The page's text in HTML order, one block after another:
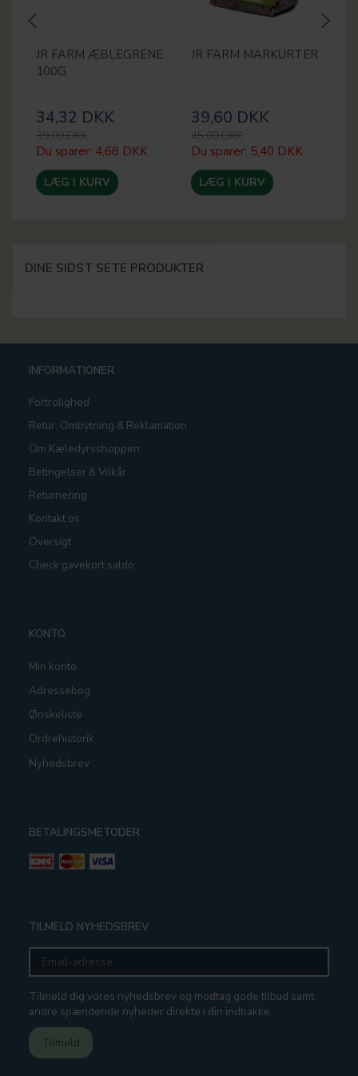
JR FARM ÆBLEGRENE
100G
34,32 DKK
39,00 DKK
Du sparer: 4,68 DKK
LÆG I KURV
JR FARM MARKURTER
39,60 DKK
45,00 DKK
Du sparer: 5,40 DKK
LÆG I KURV
DINE SIDST SETE PRODUKTER
INFORMATIONER
Fortrolighed
Retur, Ombytning & Reklamation
Om Kæledyrsshoppen
Betingelser & Vilkår
Returnering
Kontakt os
Oversigt
Check gavekort saldo
KONTO
Min konto
Adressebog
Ønskeliste
Ordrehistorik
Nyhedsbrev
BETALINGSMETODER
TILMELD NYHEDSBREV
Email-
adresse
Tilmeld dig vores nyhedsbrev og modtag gode tilbud samt
andre spændende nyheder direkte i din indbakke.
Tilmeld